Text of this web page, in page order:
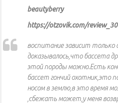
beautyberry
https://otzovik.com/
воспитание зависит
доказывалось,что бассета
этой породы можно.Есть
бассет гончий охотник,это
носом в землю,в это время
,сбежать может,у меня